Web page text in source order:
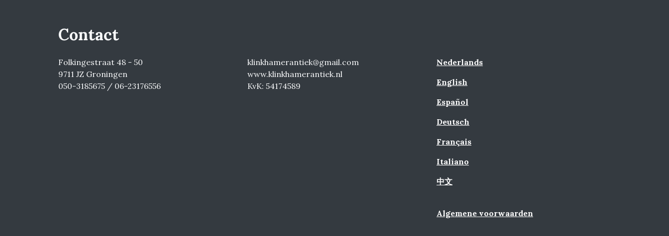
Contact
Folkingestraat 48 - 50
9711 JZ Groningen
050-3185675 / 06-23176556
klinkhamerantiek@gmail.com
www.klinkhamerantiek.nl
KvK: 54174589
Nederlands
English
Español
Deutsch
Français
Italiano
中文
Algemene voorwaarden